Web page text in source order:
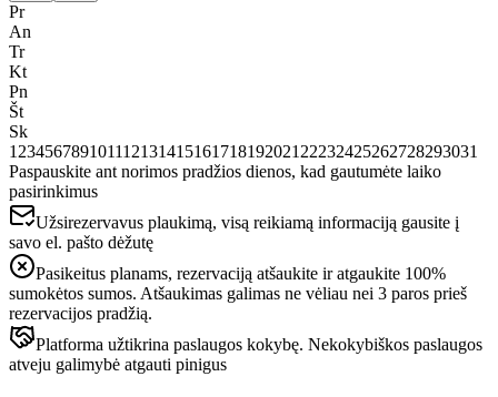
Pr
An
Tr
Kt
Pn
Št
Sk
1 23456789101112131415161718192021 22232425262728293031
Paspauskite ant norimos pradžios dienos, kad gautumėte laiko
pasirinkimus
Užsirezervavus plaukimą, visą reikiamą informaciją gausite į
savo el. pašto dėžutę
Pasikeitus planams, rezervaciją atšaukite ir atgaukite 100%
sumokėtos sumos. Atšaukimas galimas ne vėliau nei 3 paros prieš
rezervacijos pradžią.
Platforma užtikrina paslaugos kokybę. Nekokybiškos paslaugos
atveju galimybė atgauti pinigus